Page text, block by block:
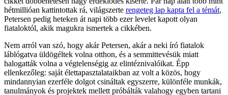
hétmillióan kattintottak rá, világszerte rengeteg lap kapta fel a témát,
Petersen pedig heteken át napi több ezer levelet kapott olyan
fiataloktól, akik magukra ismertek a cikkében.
Nem arról van szó, hogy akár Petersen, akár a neki író fiatalok
láblógatva üldögéltek volna otthon, és a semmittevésük miatt
halogatták volna a végtelenségig az elintéznivalóikat. Épp
ellenkezőleg: saját élettapasztalataikban az volt a közös, hogy
mindannyian ezerféle dolgot csináltak egyszerre, különféle munkák,
tanulmányok és projektek mellett próbálták valahogy egyben tartani